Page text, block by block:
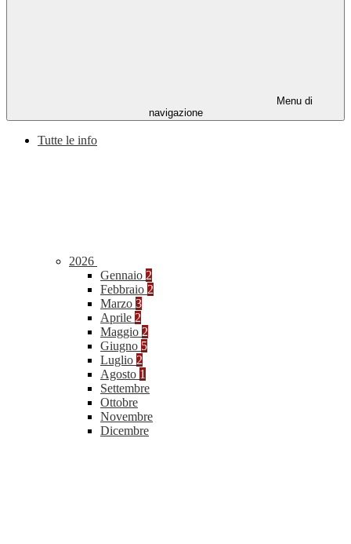
Menu di
navigazione
Tutte le info
2026
Gennaio 2
Febbraio 2
Marzo 3
Aprile 2
Maggio 2
Giugno 5
Luglio 2
Agosto 1
Settembre
Ottobre
Novembre
Dicembre